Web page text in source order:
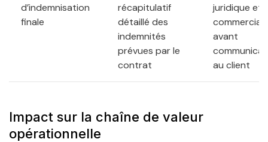
d’indemnisation
finale
récapitulatif
détaillé des
indemnités
prévues par le
contrat
juridique et
commerciale
avant
au client
Impact sur la chaîne de valeur
opérationnelle